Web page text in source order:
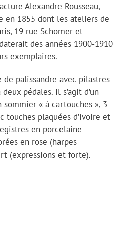
Alexandre Rousseau,
en 1855 dont les ateliers de
19 rue Schomer et
des années 1900-1910
exemplaires.
palissandre avec pilastres
pédales. Il s’agit d’un
« à cartouches », 3
touches plaquées d’ivoire et
en porcelaine
en rose (harpes
(expressions et forte).